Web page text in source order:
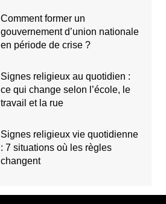
Comment former un
gouvernement d’union nationale
en période de crise ?
Signes religieux au quotidien :
ce qui change selon l’école, le
travail et la rue
Signes religieux vie quotidienne
: 7 situations où les règles
changent